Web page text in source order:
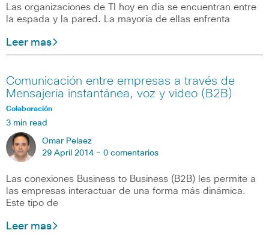
Las organizaciones de TI hoy en día se encuentran entre
la espada y la pared. La mayoría de ellas enfrenta
Leer mas
Comunicación entre empresas a través de
Mensajería instantánea, voz y video (B2B)
Colaboración
3 min read
Omar Pelaez
29 April 2014 - 0 comentarios
Las conexiones Business to Business (B2B) les permite a
las empresas interactuar de una forma más dinámica.
Este tipo de
Leer mas